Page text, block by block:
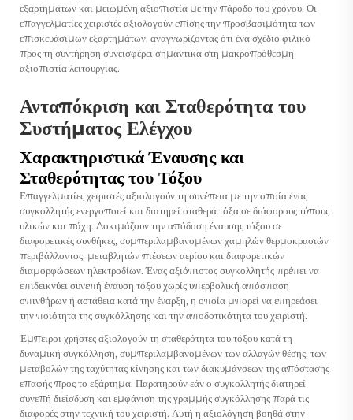
εξαρτημάτων και μειωμένη αξιοπιστία με την πάροδο του χρόνου. Οι
επαγγελματίες χειριστές αξιολογούν επίσης την προσβασιμότητα των
επισκευάσιμων εξαρτημάτων, αναγνωρίζοντας ότι ένα σχέδιο φιλικό
προς τη συντήρηση συνεισφέρει σημαντικά στη μακροπρόθεσμη
αξιοπιστία λειτουργίας.
Ανταπόκριση και Σταθερότητα του
Συστήματος Ελέγχου
Χαρακτηριστικά Έναυσης και
Σταθερότητας του Τόξου
Επαγγελματίες χειριστές αξιολογούν τη συνέπεια με την οποία ένας
συγκολλητής ενεργοποιεί και διατηρεί σταθερά τόξα σε διάφορους τύπους
υλικών και πάχη. Δοκιμάζουν την απόδοση έναυσης τόξου σε
διαφορετικές συνθήκες, συμπεριλαμβανομένων χαμηλών θερμοκρασιών
περιβάλλοντος, μεταβλητών πιέσεων αερίου και διαφορετικών
διαμορφώσεων ηλεκτροδίων. Ένας αξιόπιστος συγκολλητής πρέπει να
επιδεικνύει συνεπή έναυση τόξου χωρίς υπερβολική απόσπαση
σπινθήρων ή αστάθεια κατά την έναρξη, η οποία μπορεί να επηρεάσει
την ποιότητα της συγκόλλησης και την αποδοτικότητα του χειριστή.
Έμπειροι χρήστες αξιολογούν τη σταθερότητα του τόξου κατά τη
δυναμική συγκόλληση, συμπεριλαμβανομένων των αλλαγών θέσης, των
μεταβολών της ταχύτητας κίνησης και των διακυμάνσεων της απόστασης
επαφής προς το εξάρτημα. Παρατηρούν εάν ο συγκολλητής διατηρεί
συνεπή διείσδυση και εμφάνιση της γραμμής συγκόλλησης παρά τις
διαφορές στην τεχνική του χειριστή. Αυτή η αξιολόγηση βοηθά στην